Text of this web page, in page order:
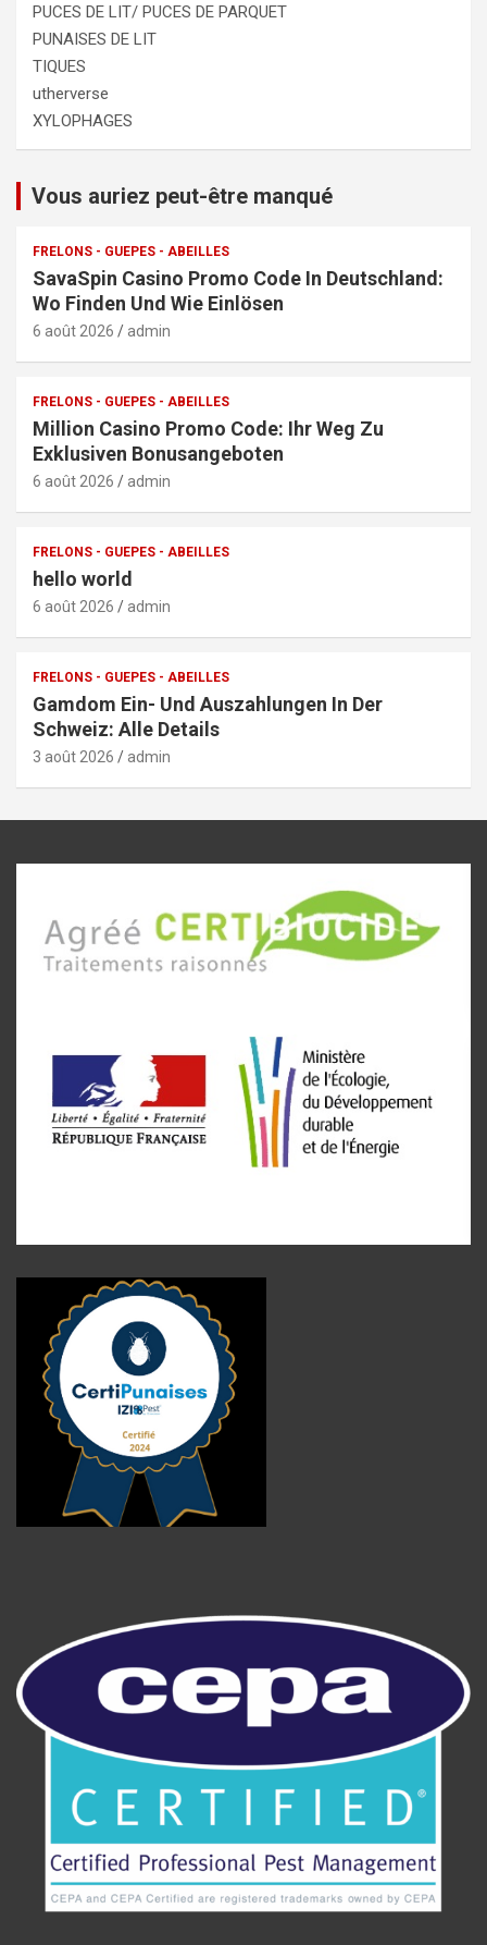
PUCES DE LIT/ PUCES DE PARQUET
PUNAISES DE LIT
TIQUES
utherverse
XYLOPHAGES
Vous auriez peut-être manqué
FRELONS - GUEPES - ABEILLES
SavaSpin Casino Promo Code In Deutschland:
Wo Finden Und Wie Einlösen
6 août 2026 admin
FRELONS - GUEPES - ABEILLES
Million Casino Promo Code: Ihr Weg Zu
Exklusiven Bonusangeboten
6 août 2026 admin
FRELONS - GUEPES - ABEILLES
hello world
6 août 2026 admin
FRELONS - GUEPES - ABEILLES
Gamdom Ein- Und Auszahlungen In Der
Schweiz: Alle Details
3 août 2026 admin